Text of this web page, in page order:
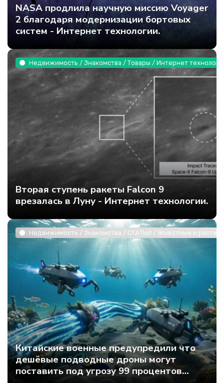
NASA продлила научную миссию Voyager
2 благодаря модернизации бортовых
систем - Интернет технологии.
Недвижимость / Знакомства / Товары / Интернет
Вторая ступень ракеты Falcon 9
врезалась в Луну - Интернет технологии.
Недвижимость / Знакомства / СТАТЬИ / Животные и
Китайские военные предупредили что
дешёвые подводные дроны могут
поставить под угрозу 99 процентов